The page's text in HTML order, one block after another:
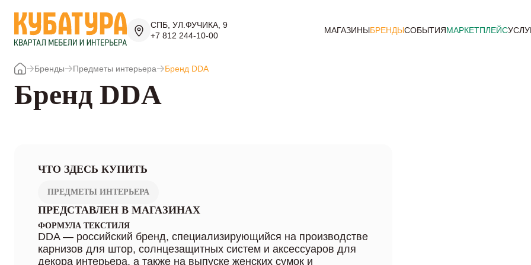
СПБ, УЛ.ФУЧИКА, 9
+7 812 244-10-00
МАГАЗИНЫБРЕНДЫСОБЫТИЯМАРКЕТПЛЕЙС
Бренды Предметы интерьера Бренд DDA
Бренд DDA
ЧТО ЗДЕСЬ КУПИТЬ
ПРЕДМЕТЫ ИНТЕРЬЕРА
ПРЕДСТАВЛЕН В МАГАЗИНАХ
ФОРМУЛА ТЕКСТИЛЯ
DDA — российский бренд, специализирующийся на производстве
карнизов для штор, солнцезащитных систем и аксессуаров для
декора интерьера, а также на выпуске женских сумок и